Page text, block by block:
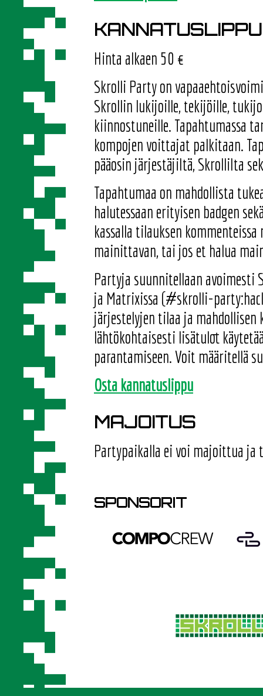
KANNATUSLIPPU
Hinta alkaen 50 €
Skrolli Party on
Skrollin lukijoille, tekijöille,
kiinnostuneille. Tapahtumassa
kompojen voittajat palkitaan.
pääosin järjestäjiltä, Skrollilta
Tapahtumaa on mahdollista
halutessaan erityisen badgen
kassalla tilauksen
mainittavan, tai jos et halua
Partyja suunnitellaan
ja Matrixissa (#skrolli-
järjestelyjen tilaa ja
lähtökohtaisesti lisätulot
parantamiseen. Voit määritellä
Osta kannatuslippu
MAJOITUS
Partypaikalla ei voi majoittua
SPONSORIT